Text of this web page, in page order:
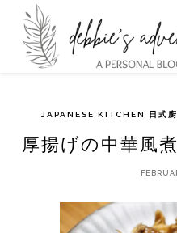
JAPANESE KITCHEN 日式
厚揚げの中華風